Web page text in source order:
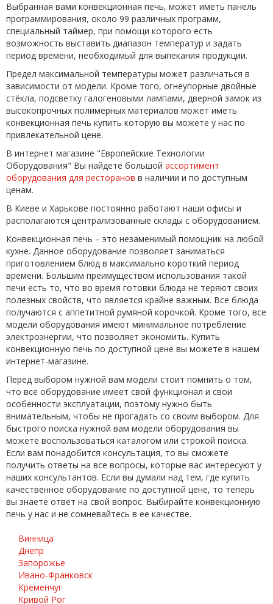
Выбранная вами конвекционная печь, может иметь панель
программирования, около 99 различных программ,
специальный таймер, при помощи которого есть
возможность выставить диапазон температур и задать
период времени, необходимый для выпекания продукции.
Предел максимальной температуры может различаться в
зависимости от модели. Кроме того, огнеупорные двойные
стёкла, подсветку галогеновыми лампами, дверной замок из
высокопрочных полимерных материалов может иметь
конвекционная печь купить которую вы можете у нас по
привлекательной цене.
В интернет магазине "Европейские Технологии
Оборудования" Вы найдете большой ассортимент
оборудования для ресторанов в наличии и по доступным
ценам.
В Киеве и Харькове постоянно работают наши офисы и
располагаются централизованные склады с оборудованием.
Конвекционная печь – это незаменимый помощник на любой
кухне. Данное оборудование позволяет заниматься
приготовлением блюд в максимально короткий период
времени. Большим преимуществом использования такой
печи есть то, что во время готовки блюда не теряют своих
полезных свойств, что является крайне важным. Все блюда
получаются с аппетитной румяной корочкой. Кроме того, все
модели оборудования имеют минимальное потребление
электроэнергии, что позволяет экономить. Купить
конвекционную печь по доступной цене вы можете в нашем
интернет-магазине.
Перед выбором нужной вам модели стоит помнить о том,
что все оборудование имеет свой функционал и свои
особенности эксплуатации, поэтому нужно быть
внимательным, чтобы не прогадать со своим выбором. Для
быстрого поиска нужной вам модели оборудования вы
можете воспользоваться каталогом или строкой поиска.
Если вам понадобится консультация, то вы сможете
получить ответы на все вопросы, которые вас интересуют у
наших консультантов. Если вы думали над тем, где купить
качественное оборудование по доступной цене, то теперь
вы знаете ответ на свой вопрос. Выбирайте конвекционную
печь у нас и не сомневайтесь в ее качестве.
Винница
Днепр
Запорожье
Ивано-Франковск
Кременчуг
Кривой Рог